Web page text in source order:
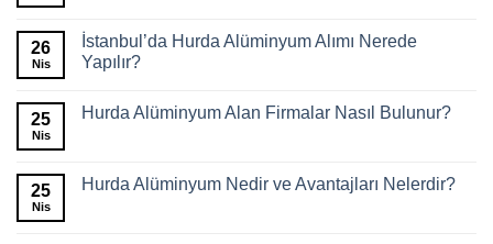
26
Nis
İstanbul’da Hurda Alüminyum Alımı Nerede
Yapılır?
25
Nis
Hurda Alüminyum Alan Firmalar Nasıl Bulunur?
25
Nis
Hurda Alüminyum Nedir ve Avantajları Nelerdir?